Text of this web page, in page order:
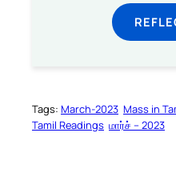
Tags: March-2023 Mass in
Tamil Readings மார்ச் – 2023